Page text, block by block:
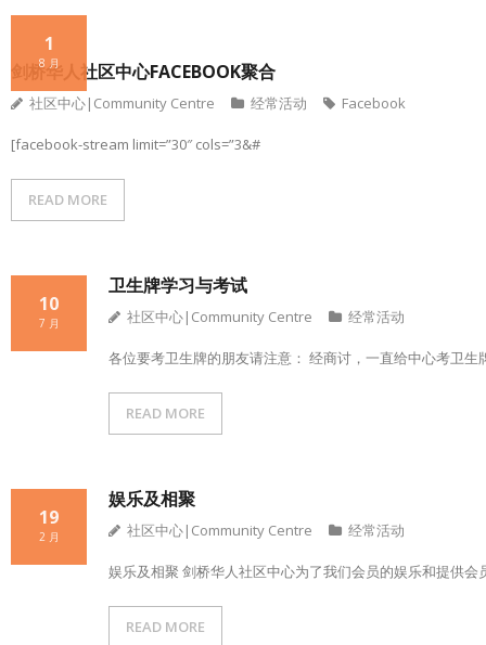
剑桥华人社区中心FACEBOOK聚合
1
8 月
社区中心|Community Centre 经常活动 Facebook
[facebook-stream limit=”30″ cols=”3&#
READ MORE
卫生牌学习与考试
10
7 月 社区中心|Community Centre 经常活动
各位要考卫生牌的朋友请注意： 经商讨，一直给中心考卫
READ MORE
娱乐及相聚
19
2 月 社区中心|Community Centre 经常活动
娱乐及相聚 剑桥华人社区中心为了我们会员的娱乐和提供
READ MORE